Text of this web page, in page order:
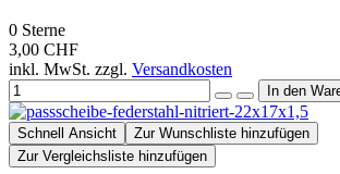
0 Sterne
3,00 CHF
inkl. MwSt. zzgl. Versandkosten
Schnell Ansicht
Zur Wunschliste hinzufügen
Zur Vergleichsliste hinzufügen